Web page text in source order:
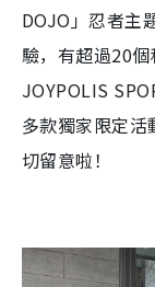
DOJO」忍者主
驗，有超過20個
JOYPOLIS
多款獨家限定
切留意啦！